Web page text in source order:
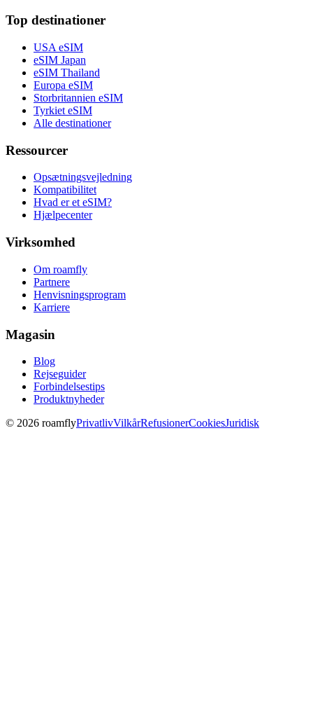
Top destinationer
USA eSIM
eSIM Japan
eSIM Thailand
Europa eSIM
Storbritannien eSIM
Tyrkiet eSIM
Alle destinationer
Ressourcer
Opsætningsvejledning
Kompatibilitet
Hvad er et eSIM?
Hjælpecenter
Virksomhed
Om roamfly
Partnere
Henvisningsprogram
Karriere
Magasin
Blog
Rejseguider
Forbindelsestips
Produktnyheder
© 2026 roamflyPrivatlivVilkårRefusionerCookiesJuridisk